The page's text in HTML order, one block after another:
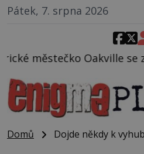
Pátek, 7. srpna 2026
se z nebe snáší podivná
Domů Dojde někdy k